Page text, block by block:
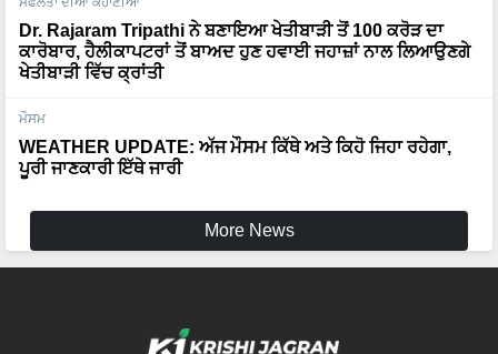
Dr. Rajaram Tripathi ਨੇ ਬਣਾਇਆ ਖੇਤੀਬਾੜੀ ਤੋਂ 100 ਕਰੋੜ ਦਾ
ਕਾਰੋਬਾਰ, ਹੈਲੀਕਾਪਟਰਾਂ ਤੋਂ ਬਾਅਦ ਹੁਣ ਹਵਾਈ ਜਹਾਜ਼ਾਂ ਨਾਲ ਲਿਆਉਣਗੇ
ਖੇਤੀਬਾੜੀ ਵਿੱਚ ਕ੍ਰਾਂਤੀ
ਮੌਸਮ
WEATHER UPDATE: ਅੱਜ ਮੌਸਮ ਕਿੱਥੇ ਅਤੇ ਕਿਹੋ ਜਿਹਾ ਰਹੇਗਾ,
ਪੂਰੀ ਜਾਣਕਾਰੀ ਇੱਥੇ ਜਾਰੀ
More News